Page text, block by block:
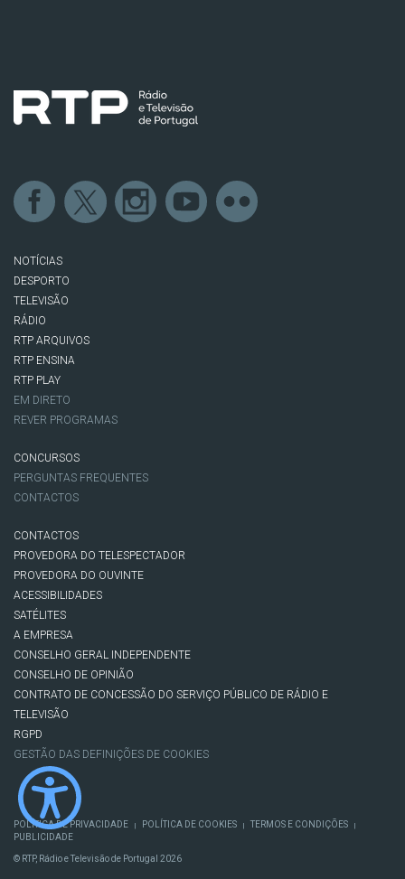
NOTÍCIAS
DESPORTO
TELEVISÃO
RÁDIO
RTP ARQUIVOS
RTP ENSINA
RTP PLAY
EM DIRETO
REVER PROGRAMAS
CONCURSOS
PERGUNTAS FREQUENTES
CONTACTOS
CONTACTOS
PROVEDORA DO TELESPECTADOR
PROVEDORA DO OUVINTE
ACESSIBILIDADES
SATÉLITES
A EMPRESA
CONSELHO GERAL INDEPENDENTE
CONSELHO DE OPINIÃO
CONTRATO DE CONCESSÃO DO SERVIÇO PÚBLICO DE RÁDIO E
TELEVISÃO
RGPD
GESTÃO DAS DEFINIÇÕES DE COOKIES
POLÍTICA DE PRIVACIDADE | POLÍTICA DE COOKIES | TERMOS E CONDIÇÕES |
PUBLICIDADE
© RTP, Rádio e Televisão de Portugal 2026